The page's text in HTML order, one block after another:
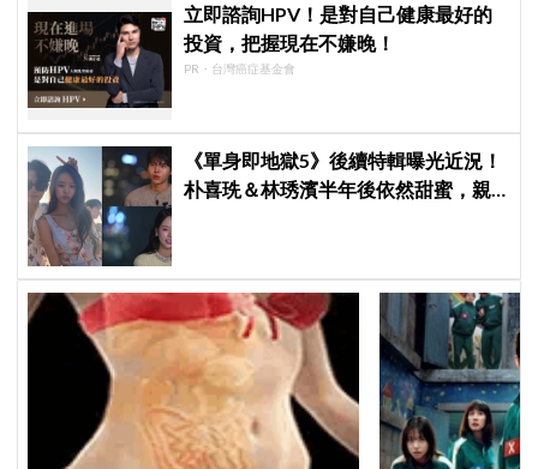
立即諮詢HPV！是對自己健康最好的
投資，把握現在不嫌晚！
PR・台灣癌症基金會
《單身即地獄5》後續特輯曝光近況！
朴喜珗＆林琇濱半年後依然甜蜜，親